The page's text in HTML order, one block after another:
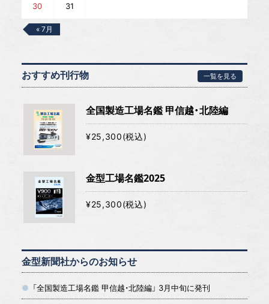
30 31
« 7月
おすすめ刊行物 一覧を見る
全国製造工場名鑑 甲信越・北陸編
¥25,300(税込)
金型工場名鑑2025
¥25,300(税込)
金型新聞社からのお知らせ
「全国製造工場名鑑 甲信越・北陸編」 3月中旬に発刊